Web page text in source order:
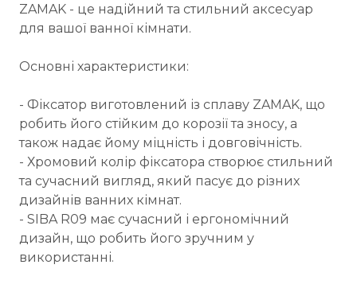
ZAMAK - це надійний та стильний аксесуар
для вашої ванної кімнати.
Основні характеристики:
- Фіксатор виготовлений із сплаву ZAMAK, що
робить його стійким до корозії та зносу, а
також надає йому міцність і довговічність.
- Хромовий колір фіксатора створює стильний
та сучасний вигляд, який пасує до різних
дизайнів ванних кімнат.
- SIBA R09 має сучасний і ергономічний
дизайн, що робить його зручним у
використанні.